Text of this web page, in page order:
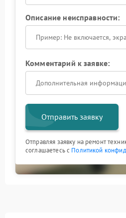
Описание неисправности:
Комментарий к заявке:
Отправить заявку
Отправляя заявку на ремонт
соглашаетесь с Политикой